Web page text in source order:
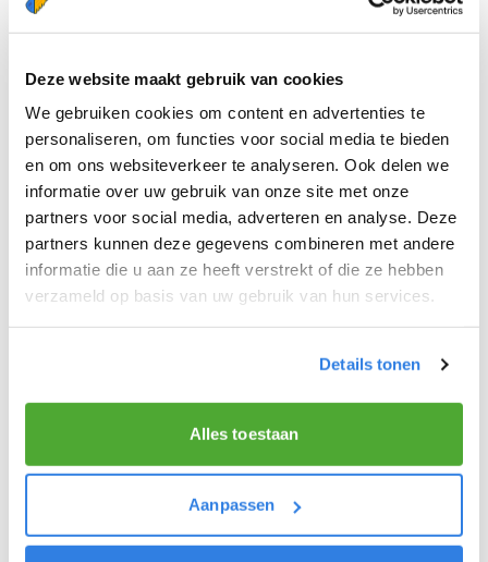
Deze website maakt gebruik van cookies
We gebruiken cookies om content en advertenties te
personaliseren, om functies voor social media te bieden
en om ons websiteverkeer te analyseren. Ook delen we
informatie over uw gebruik van onze site met onze
partners voor social media, adverteren en analyse. Deze
partners kunnen deze gegevens combineren met andere
informatie die u aan ze heeft verstrekt of die ze hebben
verzameld op basis van uw gebruik van hun services.
Details tonen
Alles toestaan
Aanpassen
Leuk dat je geïnteresseerd bent in een
verwijzen we je graag door naar de website van
krantenbezorgen.nl . Daar kun je je eenvoudig
aanmelden om de krant te bezorgen in Uden.
We hopen dat je snel aan de slag kunt en wensen
je veel succes! 🚴‍♂️💨
Meld je aan als krantenbezorger!